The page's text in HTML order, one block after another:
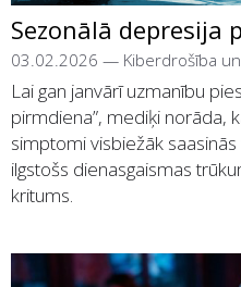
Sezonālā
03.02.2026 — Kiberdrošība
Lai gan janvārī uzmanību
pirmdiena”, mediķi norāda,
simptomi visbiežāk
ilgstošs dienasgaismas
kritums.